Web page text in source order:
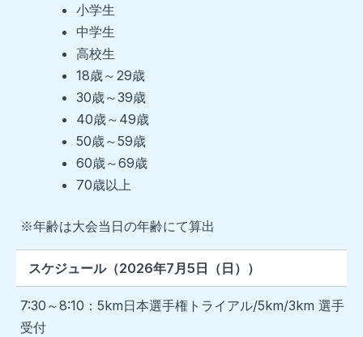
小学生
中学生
高校生
18歳～29歳
30歳～39歳
40歳～49歳
50歳～59歳
60歳～69歳
70歳以上
※年齢は大会当日の年齢にて算出
スケジュール（2026年7月5日（日））
7:30～8:10： 5km日本選手権トライアル/5km/3km 選手
受付